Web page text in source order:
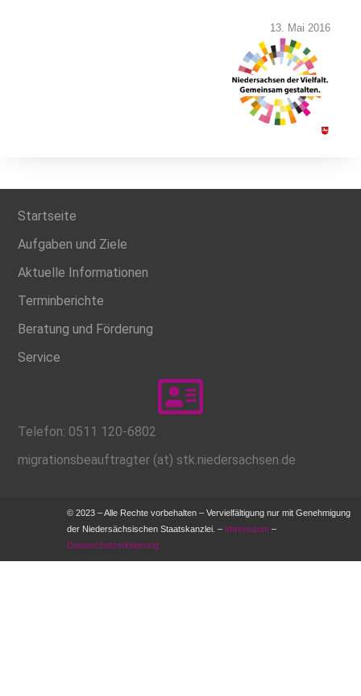
13. Mai 2016
Startseite
Aufgaben und Ziele
Aktuelle Informationen
Terminberichte
Beratung und Förderung
Service
Telefon: 0511 120-6802
migrationsbeauftragter (at) stk.niedersachsen.de
© 2023 – Alle Rechte vorbehalten – Vervielfältigung nur mit Genehmigung
der Niedersächsischen Staatskanzlei. – Impressum –
Datenschutzerklaerung